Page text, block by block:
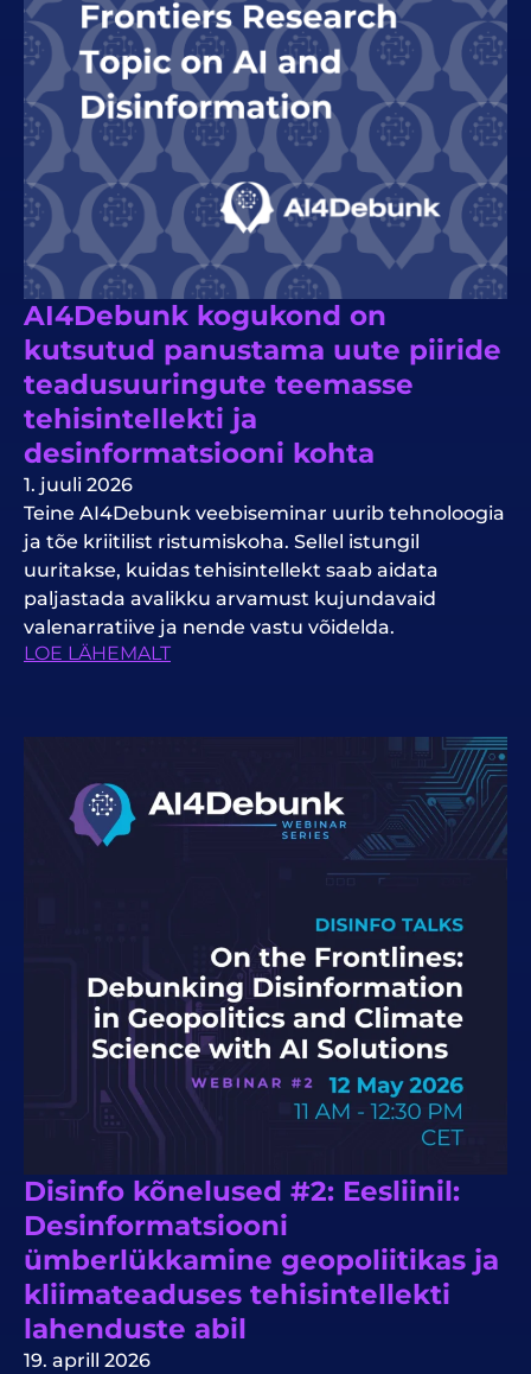
AI4Debunk kogukond on
kutsutud panustama uute piiride
teadusuuringute teemasse
tehisintellekti ja
desinformatsiooni kohta
1. juuli 2026
Teine AI4Debunk veebiseminar uurib tehnoloogia
ja tõe kriitilist ristumiskoha. Sellel istungil
uuritakse, kuidas tehisintellekt saab aidata
paljastada avalikku arvamust kujundavaid
valenarratiive ja nende vastu võidelda.
LOE LÄHEMALT
Disinfo kõnelused #2: Eesliinil:
Desinformatsiooni
ümberlükkamine geopoliitikas ja
kliimateaduses tehisintellekti
lahenduste abil
19. aprill 2026